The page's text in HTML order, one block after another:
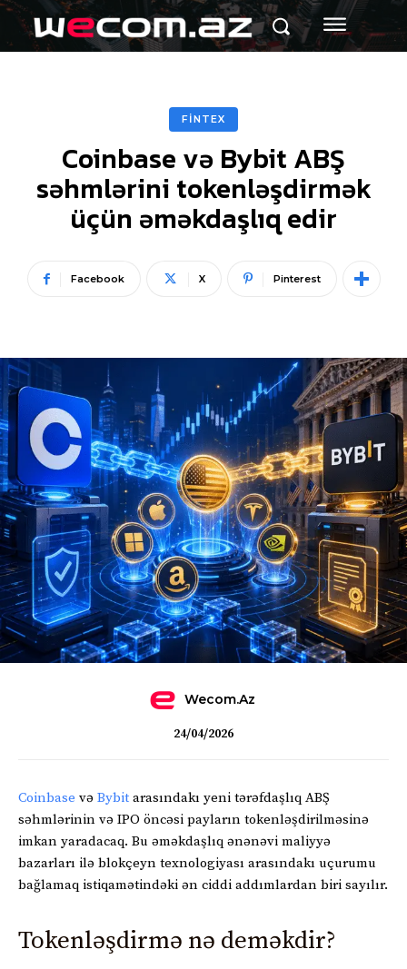
FİNTEX
Coinbase və Bybit ABŞ
səhmlərini tokenləşdirmək
üçün əməkdaşlıq edir
Facebook X Pinterest
Wecom.az
24/04/2026
Coinbase və Bybit arasındakı yeni tərəfdaşlıq ABŞ
səhmlərinin və IPO öncəsi payların tokenləşdirilməsinə
imkan yaradacaq. Bu əməkdaşlıq ənənəvi maliyyə
bazarları ilə blokçeyn texnologiyası arasındakı uçurumu
bağlamaq istiqamətindəki ən ciddi addımlardan biri sayılır.
Tokenləşdirmə nə deməkdir?